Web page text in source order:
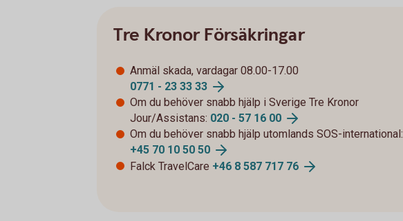
Tre Kronor Försäkringar
Anmäl skada, vardagar 08.00-17.00
0771 - 23 33 33
Om du behöver snabb hjälp i Sverige Tre Kronor
Jour/Assistans: 020 - 57 16 00
Om du behöver snabb hjälp utomlands SOS-international:
+45 70 10 50 50
Falck TravelCare +46 8 587 717 76